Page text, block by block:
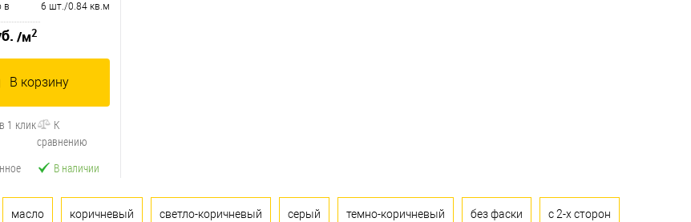
в
6 шт./0.84 кв.м
/м2
В корзину
1 клик
К
сравнению
В наличии
масло коричневый светло-коричневый серый темно-коричневый без фаски с 2-х сторон